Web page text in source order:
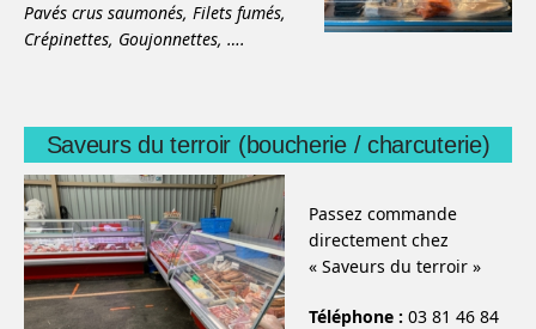
Pavés crus saumonés, Filets fumés,
Crépinettes, Goujonnettes, ….
Saveurs du terroir (boucherie / charcuterie)
Passez commande
directement chez
« Saveurs du terroir »
Téléphone : 03 81 46 84